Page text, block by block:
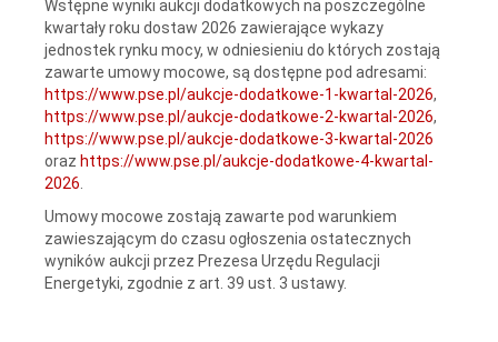
Wstępne wyniki aukcji dodatkowych na poszczególne
kwartały roku dostaw 2026 zawierające wykazy
jednostek rynku mocy, w odniesieniu do których zostają
zawarte umowy mocowe, są dostępne pod adresami:
https://www.pse.pl/aukcje-dodatkowe-1-kwartal-2026,
https://www.pse.pl/aukcje-dodatkowe-2-kwartal-2026,
https://www.pse.pl/aukcje-dodatkowe-3-kwartal-2026
oraz https://www.pse.pl/aukcje-dodatkowe-4-kwartal-
2026
Umowy mocowe zostają zawarte pod warunkiem
zawieszającym do czasu ogłoszenia ostatecznych
wyników aukcji przez Prezesa Urzędu Regulacji
Energetyki, zgodnie z art. 39 ust. 3 ustawy.